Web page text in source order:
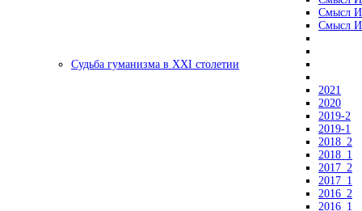
Смысл
Смысл
Судьба гуманизма в XXI столетии
2021
2020
2019-2
2019-1
2018_2
2018_1
2017_2
2017_1
2016_2
2016_1